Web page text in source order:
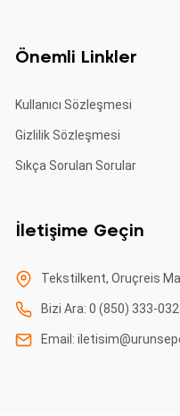
Önemli Linkler
Kullanıcı Sözleşmesi
Gizlilik Sözleşmesi
Sıkça Sorulan Sorular
İletişime Geçin
Tekstilkent, Oruçreis
Bizi Ara: 0 (850) 333-
Email: